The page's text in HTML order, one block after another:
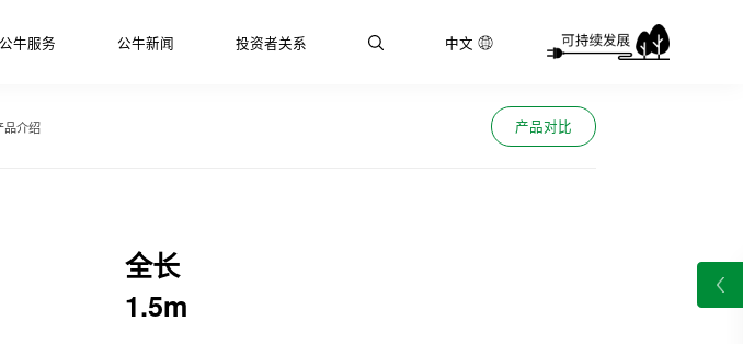
公牛服务 公牛新闻 投资者关系 中文
品介绍 产品对比
全长
1.5m